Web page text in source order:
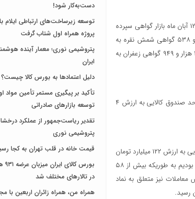
به نقل از کالاخبر، در دادوستدهای روز ۱۲ آبان ماه بازار گواهی سپرده
کالایی، ۵۳۸ هزار و ۲۸۳ گواهی شمش طلا به ارزش ۷۵۳ میلیارد تومان، ۱۳۳هزار و ۵۳۸ گواهی شمش نقره به
ارزش ۲۵ میلیارد تومان، ۸۱۰ گواهی سکه به ارزش ۹۰ میلیارد تومان و یک میلیون و ۲۴ هزار و ۹۴۹ گواهی زعفران به
همچنین در معاملات روزگذشته بازار مشتقه و مالی، ۹۱۴ میلیون و ۵۳۱ هزار و ۲۹۷ واحد صندوق کالایی به ارزش ۴
همچنین در دادوستدهای روز گذشته بازار قراردادهای آتی ۱۰هزار و ۲۱۴ قرارداد آتی کالایی به ارزش ۱۲۲ میلیارد تومان
منعقد شد. روز گذشته شاهد بیشترین حجم معاملات در قراردادهای آتی شمش نقره بودیم به طوریکه بیش از ۵۸
نیز متعلق به نماد
دست‌به‌کار شود!
پروژه همراه اول شتاب گرفت
پتروشیمی نوری؛ معمار آینده
ایران
دلیل اعتمادها به بورس کالا چیست؟
تأکید بر پیگیری مستمر تأمین مواد
توسعه بازارهای صادراتی
تقدیر ریاست‌جمهور از عملکرد
پتروشیمی نوری
قیمت خانه در قلب تهران به کجا
در تالارهای مختلف شد
همراه من، همراه زائران اربعین با